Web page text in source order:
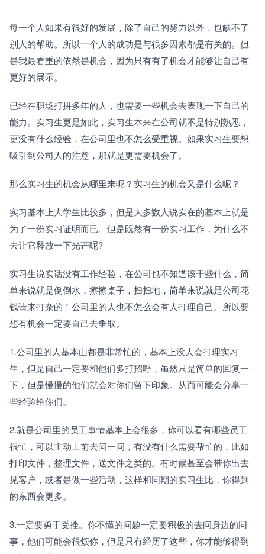
每一个人如果有很好的发展，除了自己的努力以外，也缺不了
别人的帮助。所以一个人的成功是与很多因素都是有关的。但
是我最看重的依然是机会，因为只有有了机会才能够让自己有
更好的展示。
已经在职场打拼多年的人，也需要一些机会去表现一下自己的
能力。实习生更是如此，实习生本来在公司就不是特别熟悉，
更没有什么经验，在公司里也不怎么受重视。如果实习生要想
吸引到公司人的注意，那就是更需要机会了。
那么实习生的机会从哪里来呢？实习生的机会又是什么呢？
实习基本上大学生比较多，但是大多数人说实在的基本上就是
为了一份实习证明而已。但是既然有一份实习工作，为什么不
去让它释放一下光芒呢?
实习生说实话没有工作经验，在公司也不知道该干些什么，简
单来说就是倒倒水，擦擦桌子，扫扫地，简单来说就是公司花
钱请来打杂的！公司里的人也不怎么会有人打理自己。所以要
想有机会一定要自己去争取。
1.公司里的人基本山都是非常忙的，基本上没人会打理实习
生，但是自己一定要和他们多打招呼，虽然只是简单的回复一
下，但是慢慢的他们就会对你们留下印象。从而可能会分享一
些经验给你们。
2.就是公司里的员工事情基本上会很多，你可以看有哪些员工
很忙，可以主动上前去问一问，有没有什么需要帮忙的，比如
打印文件，整理文件，送文件之类的。有时候甚至会带你出去
见客户，或者是做一些活动，这样和同期的实习生比，你得到
的东西会更多。
3.一定要勇于受挫。你不懂的问题一定要积极的去问身边的同
事，他们可能会很烦你，但是只有经历了这些，你才能够得到